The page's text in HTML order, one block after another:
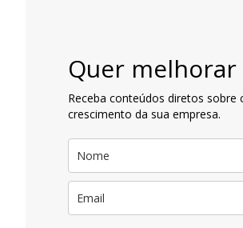
Quer
Receba conteúdos diretos
crescimento da sua empresa.